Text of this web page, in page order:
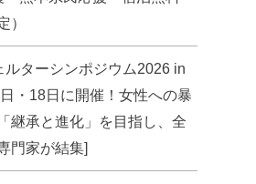
）
ルターシンポジウム2026 in
・18日に開催！女性への暴
継承と進化」を目指し、全
門家が結集]